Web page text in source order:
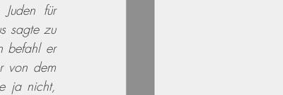
für
sagte zu
befahl er
von dem
ja nicht,